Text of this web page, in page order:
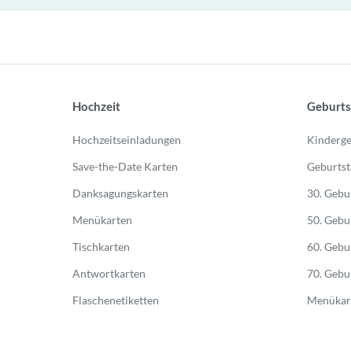
Hochzeit
Hochzeitseinladungen
Save-the-Date Karten
Danksagungskarten
Menükarten
Tischkarten
Antwortkarten
Flaschenetiketten
30.
50.
60.
70.